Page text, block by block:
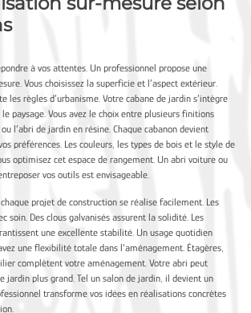
à vos attentes. Un professionnel propose une
Vous choisissez la superficie et l’aspect extérieur.
les règles d’urbanisme. Votre cabane de jardin s’intègre
paysage. Vous avez le choix entre plusieurs finitions
l’abri de jardin en résine. Chaque cabanon devient
préférences. Les couleurs, les types de bois et le style de
optimisez cet espace de rangement. Un abri voiture ou
vos outils est envisageable.
chaque projet de construction se réalise facilement. Les
soin. Des clous galvanisés assurent la solidité. Les
une excellente stabilité. Un usage quotidien
une flexibilité totale dans l’aménagement. Étagères,
complètent votre aménagement. Votre abri peut
jardin plus grand. Tel un salon de jardin, il devient un
transforme vos idées en réalisations concrètes